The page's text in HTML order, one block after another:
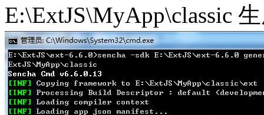
E:\ExtJS\MyApp\classic